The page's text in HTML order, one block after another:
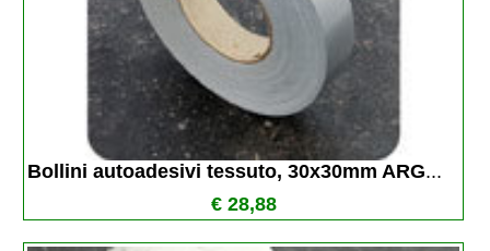
Bollini autoadesivi tessuto, 30x30mm ARG...
€ 28,88